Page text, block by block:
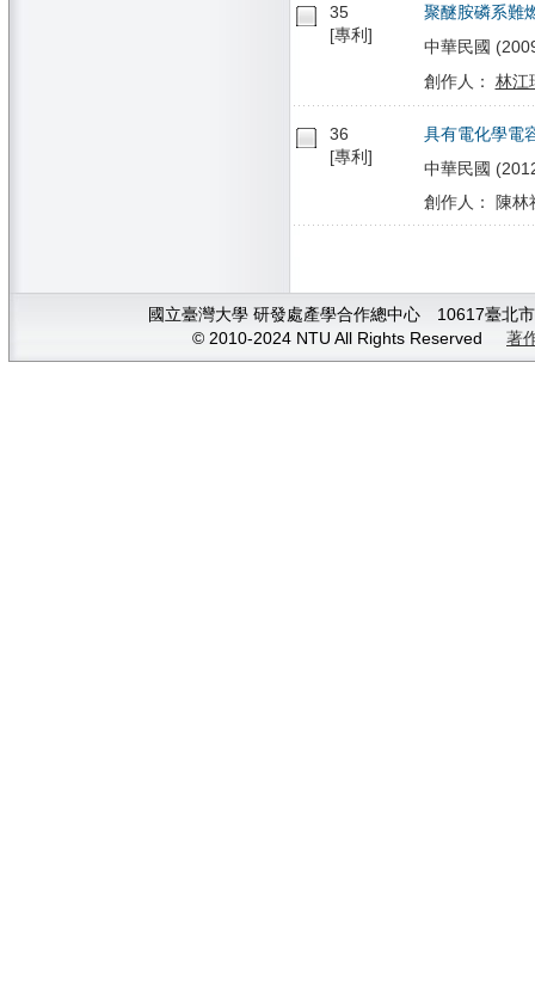
35
[專利]
聚醚胺磷系難
中華民國
創作人： 林江
36
[專利]
具有電化學電
中華民國
創作人： 陳林
國立臺灣大學 研發處產學合作總中心 10617臺
© 2010-2024 NTU All Rights Reserved 著